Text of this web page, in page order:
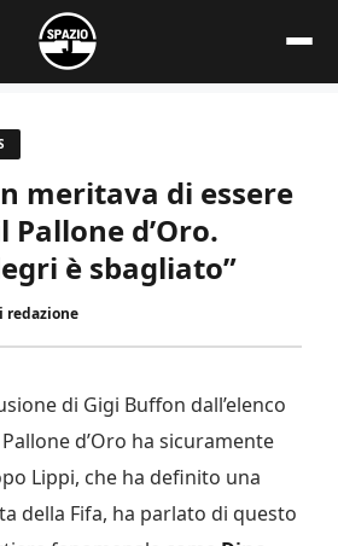
meritava di essere
d’Oro.
è sbagliato”
redazione
di Gigi Buffon dall’elenco
d’Oro ha sicuramente
Lippi, che ha definito una
della Fifa, ha parlato di questo